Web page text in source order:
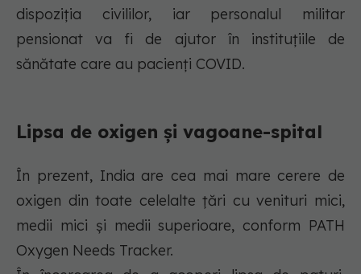
dispoziția civililor, iar personalul militar
pensionat va fi de ajutor în instituțiile de
sănătate care au pacienți COVID.
Lipsa de oxigen și vagoane-spital
În prezent, India are cea mai mare cerere de
oxigen din toate celelalte țări cu venituri mici,
medii mici și medii superioare, conform PATH
Oxygen Needs Tracker.